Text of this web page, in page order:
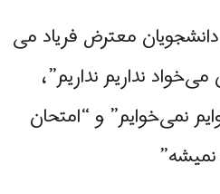
معترض فریاد می
نداریم نداریم”،
نمی‌خوایم” و “امتحان